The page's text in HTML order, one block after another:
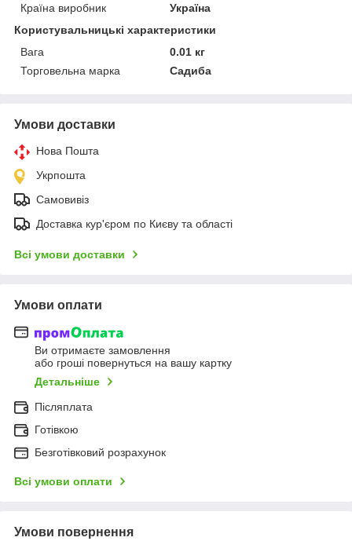
Країна виробник
Україна
Користувальницькі характеристики
Вага
0.01 кг
Торговельна марка
Садиба
Умови доставки
Нова Пошта
Укрпошта
Самовивіз
Доставка кур'єром по Києву та області
Всі умови доставки
Умови оплати
Ви отримаєте замовлення
або гроші повернуться на вашу картку
Детальніше
Післяплата
Готівкою
Безготівковий розрахунок
Всі умови оплати
Умови повернення